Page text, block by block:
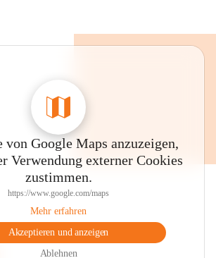
Google Maps anzuzeigen,
Verwendung externer Cookies
zustimmen.
https://www.google.com/maps
Mehr erfahren
Akzeptieren und anzeigen
Ablehnen